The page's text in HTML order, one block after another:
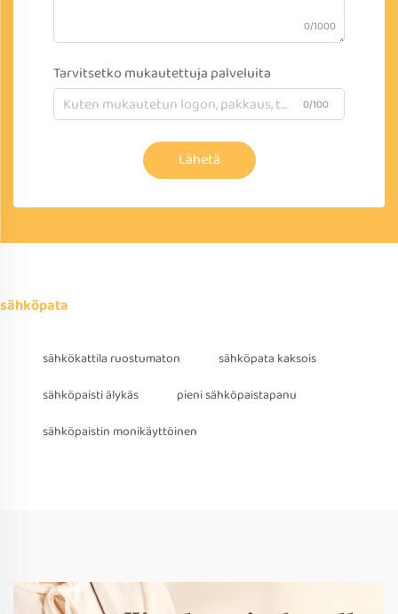
0/1000
Tarvitsetko mukautettuja palveluita
0/100
Lähetä
sähköpata
sähkökattila ruostumaton
sähköpata kaksois
sähköpaisti älykäs
pieni sähköpaistapanu
sähköpaistin monikäyttöinen